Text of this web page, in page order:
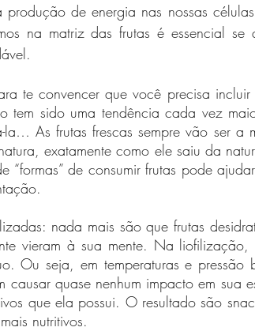
de energia nas nossas
na matriz das frutas é essencial se
te convencer que você precisa incluir
tem sido uma tendência cada vez
As frutas frescas sempre vão ser a
exatamente como ele saiu da
de consumir frutas pode
nada mais são que frutas
vieram à sua mente. Na liofilização,
Ou seja, em temperaturas e pressão
quase nenhum impacto em sua
que ela possui. O resultado são
nutritivos.